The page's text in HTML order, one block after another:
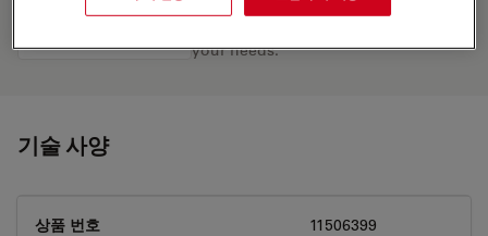
Objective Finder
, compare
your needs.
기술 사양
상품 번호 11506399